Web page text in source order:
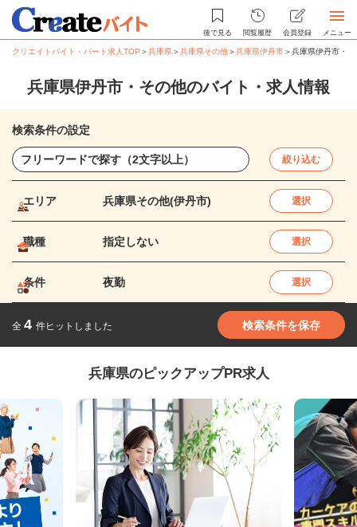
後で見る 閲覧履歴 会員登録 メニュー
クリエイトバイト・パート求人TOP ＞兵庫県＞兵庫県その他＞兵庫県伊丹市＞兵庫県伊丹市・
兵庫県伊丹市・その他のバイト・求人情報
検索条件の設定
絞り込む
エリア 兵庫県その他(伊丹市) 選択
職種 指定しない 選択
条件 夜勤 選択
全 4 件ヒットしました 検索条件を保存
兵庫県のピックアップPR求人